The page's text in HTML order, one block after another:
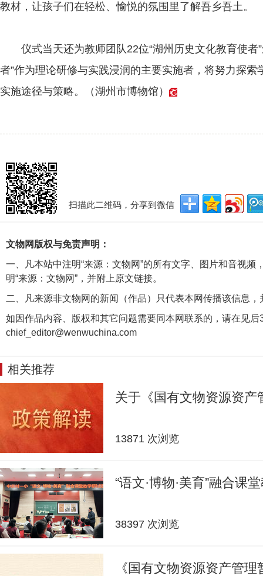
教材，让孩子们在轻松、愉悦的氛围里了解吾乡吾土。
仪式当天还为教师团队22位“湖州历史文化教育使者”
者”作为理论研修与实践浸润的主要实施者，将努力探
实施途径与策略。（湖州市博物馆）
扫描此二维码，分享到微信
文物网版权与免责声明：
一、凡本站中注明“来源：文物网”的所有文字、图片和音视
明“来源：文物网”，并附上原文链接。
二、凡来源非文物网的新闻（作品）只代表本网传播该信息
如因作品内容、版权和其它问题需要同本网联系的，请在见后
chief_editor@wenwuchina.com
相关推荐
关于《国有文物资源资
13871 次浏览
“语文·博物·美育”融合课
38397 次浏览
《国有文物资源资产管